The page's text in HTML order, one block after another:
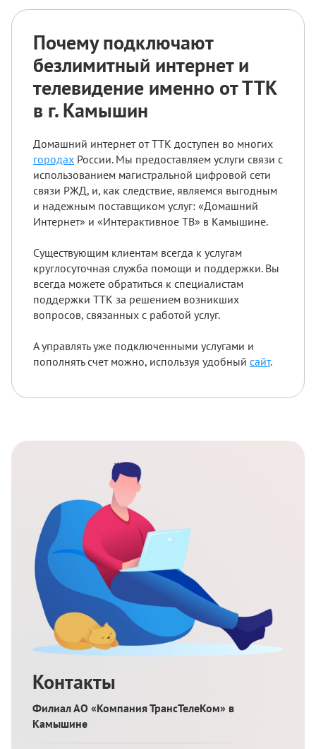
Почему подключают
безлимитный интернет и
телевидение именно от ТТК
в г. Камышин
Домашний интернет от ТТК доступен во многих
городах России. Мы предоставляем услуги связи с
использованием магистральной цифровой сети
связи РЖД, и, как следствие, являемся выгодным
и надежным поставщиком услуг: «Домашний
Интернет» и «Интерактивное ТВ» в Камышине.
Существующим клиентам всегда к услугам
круглосуточная служба помощи и поддержки. Вы
всегда можете обратиться к специалистам
поддержки ТТК за решением возникших
вопросов, связанных с работой услуг.
А управлять уже подключенными услугами и
пополнять счет можно, используя удобный сайт.
Контакты
Филиал АО «Компания ТрансТелеКом» в
Камышине